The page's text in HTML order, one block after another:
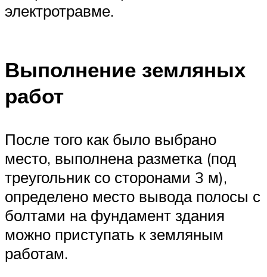
электротравме.
Выполнение земляных
работ
После того как было выбрано
место, выполнена разметка (под
треугольник со сторонами 3 м),
определено место вывода полосы с
болтами на фундамент здания
можно приступать к земляным
работам.